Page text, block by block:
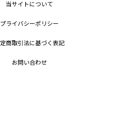
当サイトについて
プライバシーポリシー
商取引法に基づく表記
お問い合わせ